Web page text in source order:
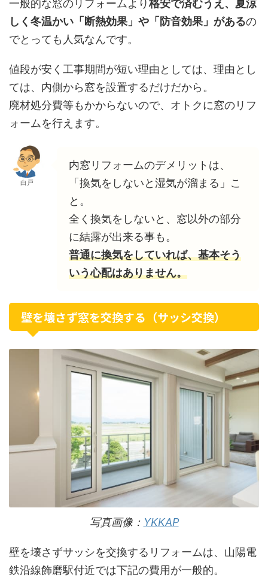
一般的な窓のリフォームより格安で済むうえ、夏涼
しく冬温かい「断熱効果」や「防音効果」があるの
でとっても人気なんです。
値段が安く工事期間が短い理由としては、理由とし
ては、内側から窓を設置するだけだから。
廃材処分費等もかからないので、オトクに窓のリフ
ォームを行えます。
白戸
内窓リフォームのデメリットは、
「換気をしないと湿気が溜まる」こ
と。
全く換気をしないと、窓以外の部分
に結露が出来る事も。
普通に換気をしていれば、基本そう
いう心配はありません。
壁を壊さず窓を交換する（サッシ交換）
写真画像： YKKAP
壁を壊さずサッシを交換するリフォームは、山陽電
鉄沿線飾磨駅付近では下記の費用が一般的。